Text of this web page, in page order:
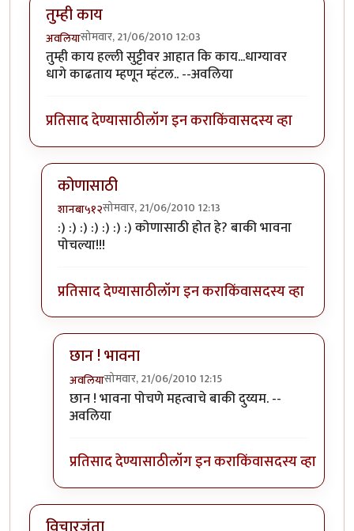
तुम्ही काय
अवलियासोमवार, 21/06/2010 12:03
तुम्ही काय हल्ली सुट्टीवर आहात कि काय...धाग्यावर
धागे काढताय म्हणून म्हंटल.. --अवलिया
प्रतिसाद देण्यासाठीलॉग इन कराकिंवासदस्य व्हा
कोणासाठी
शानबा५१२सोमवार, 21/06/2010 12:13
In reply toतुम्ही कायbyअवलिया
:) :) :) :) :) :) :) कोणासाठी होत हे? बाकी भावना
पोचल्या!!!
प्रतिसाद देण्यासाठीलॉग इन कराकिंवासदस्य व्हा
छान ! भावना
अवलियासोमवार, 21/06/2010 12:15
In reply toकोणासाठीbyशानबा५१२
छान ! भावना पोचणे महत्वाचे बाकी दुय्यम. --
अवलिया
प्रतिसाद देण्यासाठीलॉग इन कराकिंवासदस्य व्हा